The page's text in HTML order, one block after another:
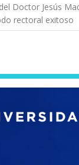
Doctor Jesús
rectoral exitoso